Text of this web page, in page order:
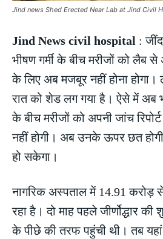
Jind news Shed Erected Near Lab at Jind Civil
Jind News civil hospital :
भीषण गर्मी के बीच मरीजों को लैब से
के लिए अब मजबूर नहीं होना
रात को शेड लग गया है। ऐसे में अब
के बीच मरीजों को अपनी जांच
नहीं होगी। अब उनके ऊपर छत
हो सकेगा।
नागरिक अस्पताल में 14.91 करोड़ से
रहा है। दो माह पहले जीर्णोद्धार
के पीछे की तरफ पहुंची थी। तब